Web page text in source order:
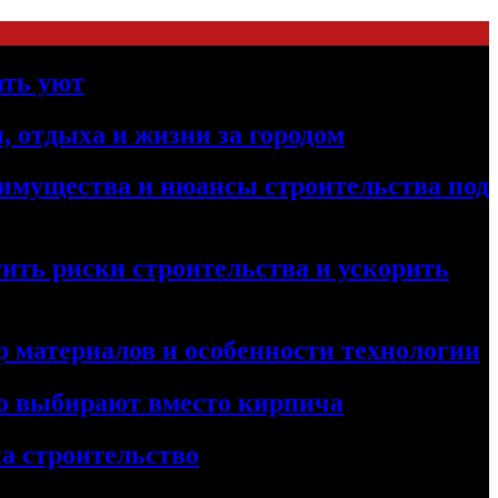
уют
отдыха и жизни за городом
и нюансы строительства под
риски строительства и ускорить
и особенности технологии
выбирают вместо кирпича
строительство